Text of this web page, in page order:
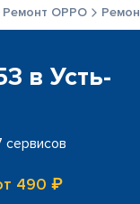
Ремонт OPPO
в Усть-
сервисов
490 ₽